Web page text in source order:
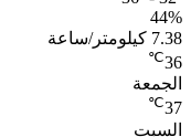
44%
7.38 كيلومتر/ساعة
36
℃
الجمعة
37
℃
السبت